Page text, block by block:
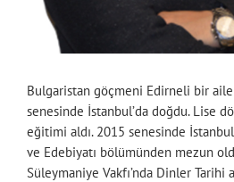
Bulgaristan göçmeni Edirneli bir
senesinde İstanbul’da doğdu. Lise
eğitimi aldı. 2015 senesinde
ve Edebiyatı bölümünden mezun
Süleymaniye Vakfı’nda Dinler Tarihi